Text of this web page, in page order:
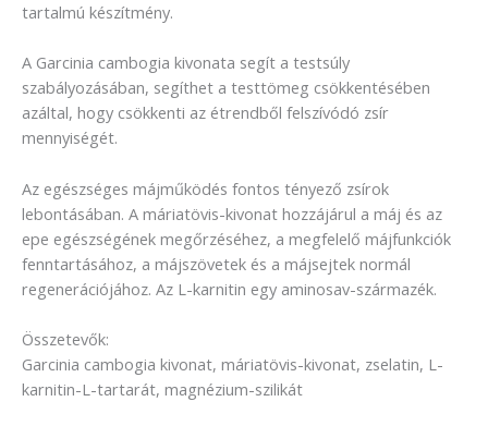
tartalmú készítmény.
A Garcinia cambogia kivonata segít a testsúly
szabályozásában, segíthet a testtömeg csökkentésében
azáltal, hogy csökkenti az étrendből felszívódó zsír
mennyiségét.
Az egészséges májműködés fontos tényező zsírok
lebontásában. A máriatövis-kivonat hozzájárul a máj és az
epe egészségének megőrzéséhez, a megfelelő májfunkciók
fenntartásához, a májszövetek és a májsejtek normál
regenerációjához. Az L-karnitin egy aminosav-származék.
Összetevők:
Garcinia cambogia kivonat, máriatövis-kivonat, zselatin, L-
karnitin-L-tartarát, magnézium-szilikát